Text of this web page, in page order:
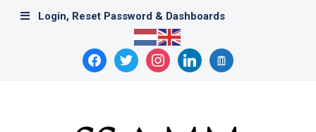
Login, Reset Password & Dashboards
facebooktwitter instagramlinkedinarchive